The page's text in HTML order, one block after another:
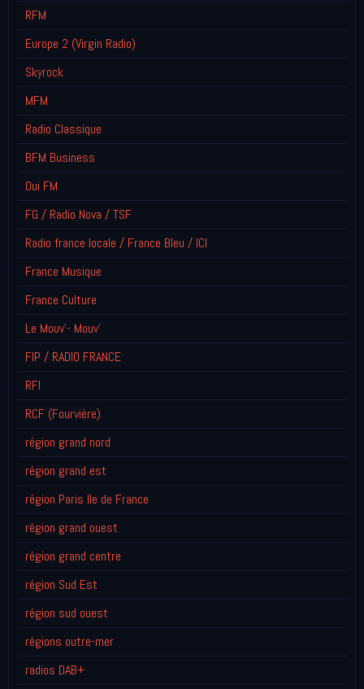
RFM
Europe 2 (Virgin Radio)
Skyrock
MFM
Radio Classique
BFM Business
Oui FM
FG / Radio Nova / TSF
Radio france locale / France Bleu / ICI
France Musique
France Culture
Le Mouv'- Mouv'
FIP / RADIO FRANCE
RFI
RCF (Fourvière)
région grand nord
région grand est
région Paris Ile de France
région grand ouest
région grand centre
région Sud Est
région sud ouest
régions outre-mer
radios DAB+